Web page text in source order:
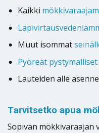
Kaikki
Muut isommat
Pyöreät
Lauteiden alle
Tarvitsetko apua
Sopivan mökkivaraajan